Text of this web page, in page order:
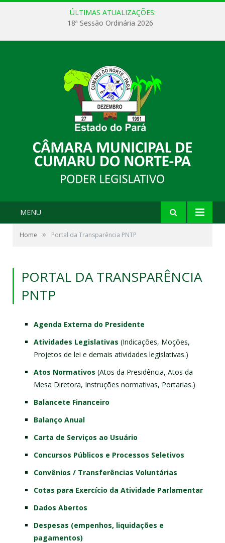
ÚLTIMAS ATUALIZAÇÕES:
18ª Sessão Ordinária 2026
MENU
Home » Portal da Transparência PNTP
PORTAL DA TRANSPARÊNCIA
PNTP
Agenda Externa do Presidente
Atividades Legislativas (Indicações, Moções,
Projetos de lei e demais atividades legislativas.)
Atos Normativos (Atos da Presidência, Atos da
Mesa Diretora, Instruções normativas, Portarias.)
Balancete Financeiro
Balanço Anual
Carta de Serviços ao Usuário
Concursos Públicos e Processos Seletivos
Convênios / Transferências Voluntárias
Cotas para Exercício da Atividade Parlamentar
Dados Abertos
Despesas (empenhos, liquidações e
pagamentos)